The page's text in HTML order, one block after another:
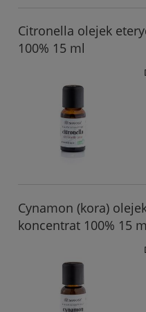
Citronella olejek
100% 15 ml
Cynamon (kora)
koncentrat 100% 15